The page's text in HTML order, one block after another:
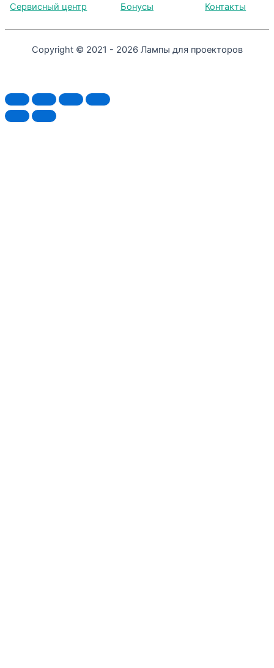
Сервисный центр
Бонусы Контакты
Copyright © 2021 - 2026 Лампы для проекторов